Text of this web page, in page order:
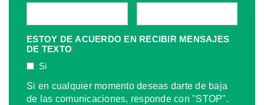
ESTOY DE ACUERDO EN RECIBIR MENSAJES
DE TEXTO*
Si
Si en cualquier momento deseas darte de baja
de las comunicaciones, responde con "STOP".